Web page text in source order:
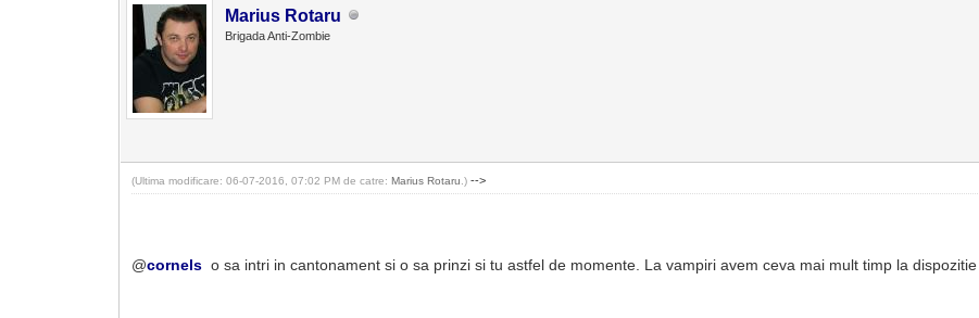
Marius Rotaru
Brigada Anti-Zombie
(Ultima modificare: 06-07-2016, 07:02 PM de catre:Marius Rotaru .) -->
@cornels o sa intri in cantonament si o sa prinzi si tu astfel de momente. La vampiri avem ceva mai mult timp la dispozitie